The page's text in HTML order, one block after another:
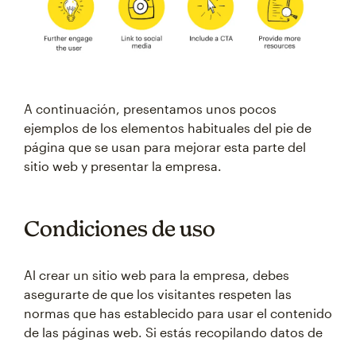
A continuación, presentamos unos pocos
ejemplos de los elementos habituales del pie de
página que se usan para mejorar esta parte del
sitio web y presentar la empresa.
Condiciones de uso
Al crear un sitio web para la empresa, debes
asegurarte de que los visitantes respeten las
normas que has establecido para usar el contenido
de las páginas web. Si estás recopilando datos de